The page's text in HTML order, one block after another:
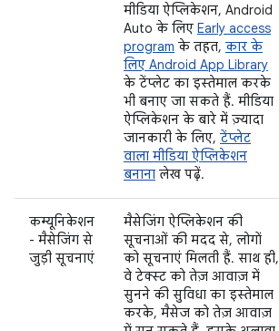
मीडिया ऐप्लिकेशन, Android
Auto के लिए Early access
program के तहत, कार के
लिए Android App Library
के टेंप्लेट का इस्तेमाल करके
भी बनाए जा सकते हैं. मीडिया
ऐप्लिकेशन के बारे में ज़्यादा
जानकारी के लिए, टेंप्लेट
वाला मीडिया ऐप्लिकेशन
बनाना लेख पढ़ें.
कम्यूनिकेशन
- मैसेजिंग से
जुड़ी सूचनाएं
मैसेजिंग ऐप्लिकेशन की
सूचनाओं की मदद से, लोगों
को सूचनाएं मिलती हैं. साथ ही,
वे टेक्स्ट को तेज़ आवाज़ में
सुनने की सुविधा का इस्तेमाल
करके, मैसेज को तेज़ आवाज़